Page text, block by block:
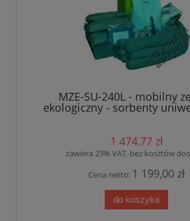
MZE-SU-240L - mobilny
ekologiczny - sorbenty
1 474,77 zł
zawiera 23% VAT, bez kosztów
Cena netto: 1 199,00 zł
do koszyka